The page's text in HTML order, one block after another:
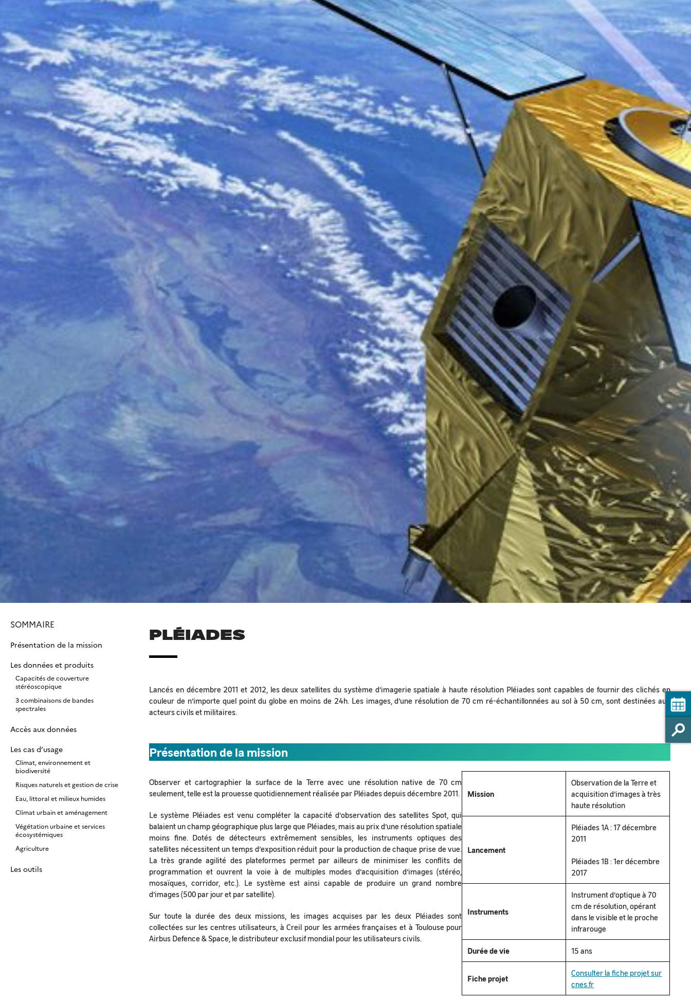
SOMMAIRE
Présentation de la mission
Les données et produits
Capacités de couverture
stéréoscopique
3 combinaisons de bandes
spectrales
Accès aux données
Les cas d’usage
Climat, environnement et
biodiversité
Risques naturels et gestion de crise
Eau, littoral et milieux humides
Climat urbain et aménagement
Végétation urbaine et services
écosystémiques
Agriculture
Les outils
PLÉIADES
Lancés en décembre 2011 et 2012, les deux satellites du système d’imagerie spatiale à haute résolution Pléiades sont capables de fournir des clichés en
couleur de n’importe quel point du globe en moins de 24h. Les images, d’une résolution de 70 cm ré-échantillonnées au sol à 50 cm, sont destinées aux
acteurs civils et militaires.
Présentation de la mission
Observer et cartographier la surface de la Terre avec une résolution native de 70 cm
seulement, telle est la prouesse quotidiennement réalisée par Pléiades depuis décembre 2011.
Le système Pléiades est venu compléter la capacité d’observation des satellites Spot, qui
balaient un champ géographique plus large que Pléiades, mais au prix d’une résolution spatiale
moins fine. Dotés de détecteurs extrêmement sensibles, les instruments optiques des
satellites nécessitent un temps d’exposition réduit pour la production de chaque prise de vue.
La très grande agilité des plateformes permet par ailleurs de minimiser les conflits de
programmation et ouvrent la voie à de multiples modes d’acquisition d’images (stéréo,
mosaïques, corridor, etc.). Le système est ainsi capable de produire un grand nombre
d’images (500 par jour et par satellite).
Sur toute la durée des deux missions, les images acquises par les deux Pléiades sont
collectées sur les centres utilisateurs, à Creil pour les armées françaises et à Toulouse pour
Airbus Defence & Space, le distributeur exclusif mondial pour les utilisateurs civils.
Mission
Observation de la Terre et
acquisition d’images à très
haute résolution
Lancement
Pléiades 1A : 17 décembre
2011
Pléiades 1B : 1er décembre
2017
Instruments
Instrument d’optique à 70
cm de résolution, opérant
dans le visible et le proche
infrarouge
Durée de vie 15 ans
Fiche projet
Consulter la fiche projet sur
cnes.fr